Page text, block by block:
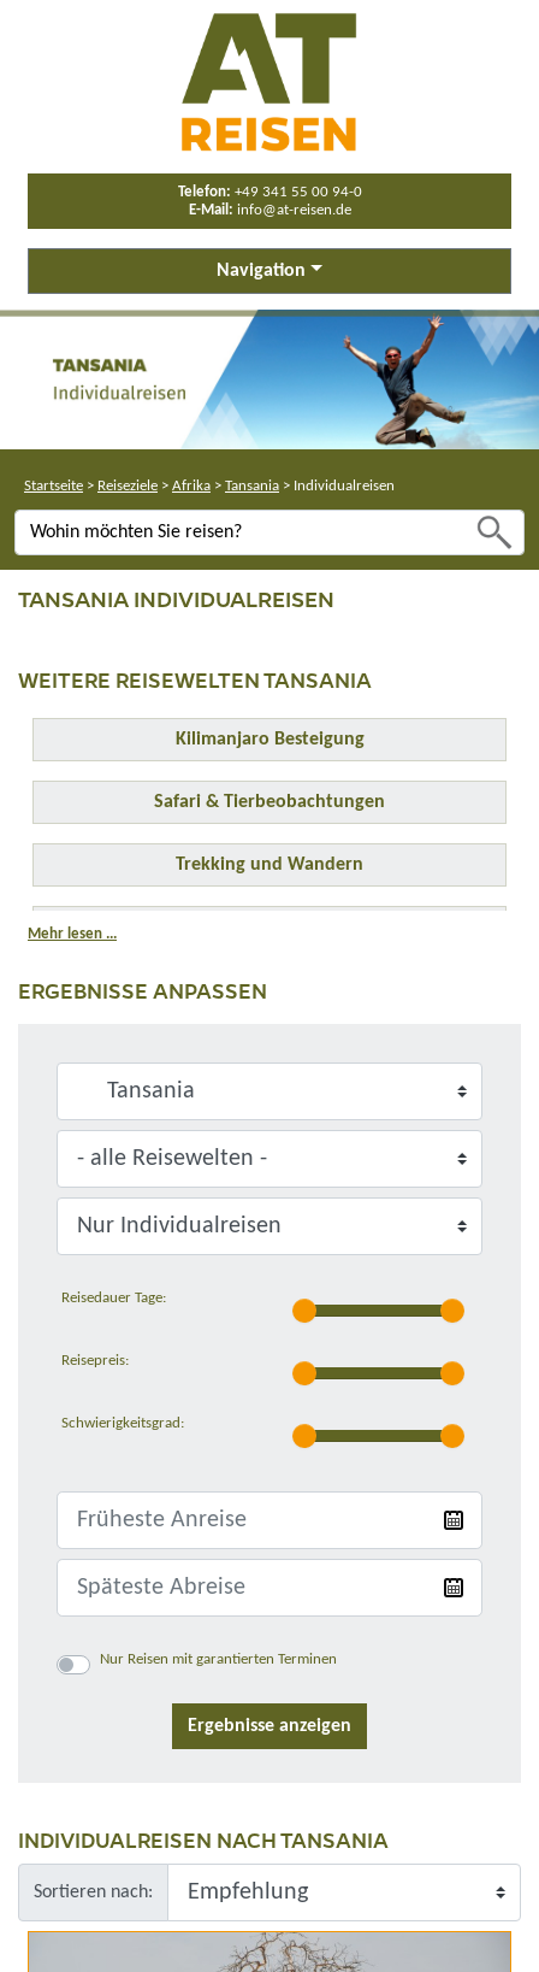
Telefon: +49 341 55 00 94-0
E-Mail: info@at-reisen.de
Navigation
Startseite > Reiseziele > Afrika > Tansania > Individualreisen
TANSANIA INDIVIDUALREISEN
WEITERE REISEWELTEN TANSANIA
Kilimanjaro Besteigung
Safari & Tierbeobachtungen
Trekking und Wandern
Familienreisen
Sansibar
Mehr lesen ...
ERGEBNISSE ANPASSEN
Reisedauer Tage:
Reisepreis:
Schwierigkeitsgrad:
Nur Reisen mit garantierten Terminen
INDIVIDUALREISEN NACH TANSANIA
Sortieren nach: